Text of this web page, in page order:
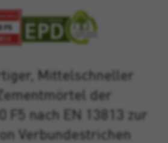
Mittelschneller
der
F5 nach EN 13813 zur
Verbundestrichen